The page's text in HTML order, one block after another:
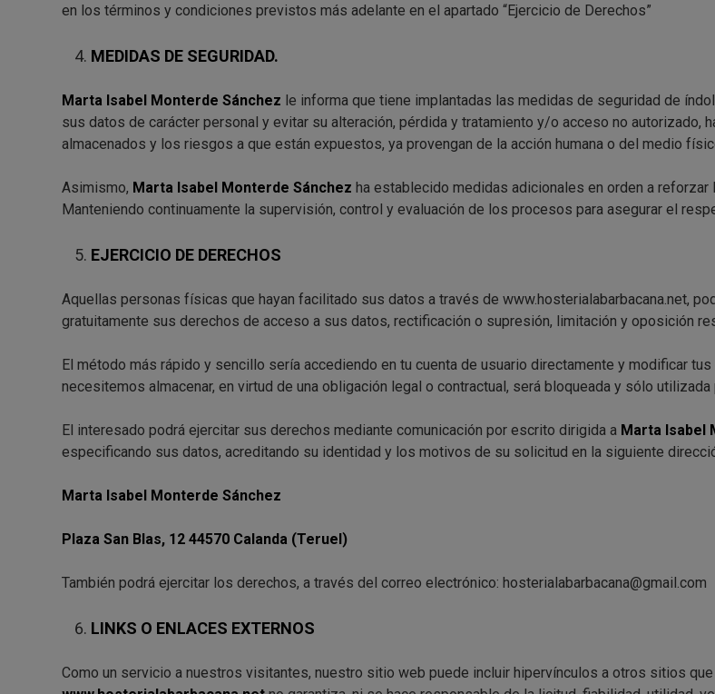
en los términos y condiciones previstos más adelante en el apartado “Ejercicio de Derechos”
MEDIDAS DE SEGURIDAD.
Marta Isabel Monterde Sánchez le informa que tiene implantadas las medidas de seguridad de
sus datos de carácter personal y evitar su alteración, pérdida y tratamiento y/o acceso no autorizado,
almacenados y los riesgos a que están expuestos, ya provengan de la acción humana o del medio
Asimismo, Marta Isabel Monterde Sánchez ha establecido medidas adicionales en orden a
Manteniendo continuamente la supervisión, control y evaluación de los procesos para asegurar el
EJERCICIO DE DERECHOS
Aquellas personas físicas que hayan facilitado sus datos a través de www.hosterialabarbacana.net,
gratuitamente sus derechos de acceso a sus datos, rectificación o supresión, limitación y oposición
El método más rápido y sencillo sería accediendo en tu cuenta de usuario directamente y modificar
necesitemos almacenar, en virtud de una obligación legal o contractual, será bloqueada y sólo
El interesado podrá ejercitar sus derechos mediante comunicación por escrito dirigida a Marta Isabel
especificando sus datos, acreditando su identidad y los motivos de su solicitud en la siguiente
Marta Isabel Monterde Sánchez
Plaza San Blas, 12 44570 Calanda (Teruel)
También podrá ejercitar los derechos, a través del correo electrónico: hosterialabarbacana@gmail.com
LINKS O ENLACES EXTERNOS
Como un servicio a nuestros visitantes, nuestro sitio web puede incluir hipervínculos a otros sitios